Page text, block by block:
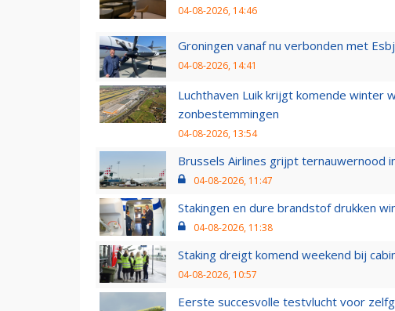
04-08-2026, 14:46
Groningen vanaf nu verbonden met
04-08-2026, 14:41
Luchthaven Luik krijgt komende winter
zonbestemmingen
04-08-2026, 13:54
Brussels Airlines grijpt ternauwernood
04-08-2026, 11:47
Stakingen en dure brandstof drukken
04-08-2026, 11:38
Staking dreigt komend weekend bij
04-08-2026, 10:57
Eerste succesvolle testvlucht voor